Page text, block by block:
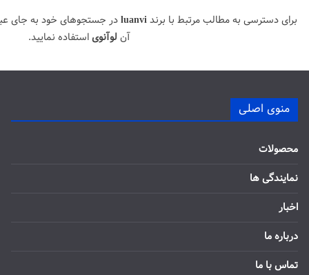
برای دسترسی به مطالب مرتبط با برندluanviدر جستجوهای خود به جای
آن لوآنویاستفاده نمایید.
منوی اصلی
محصولات
نمایندگی ها
اخبار
درباره ما
تماس با ما